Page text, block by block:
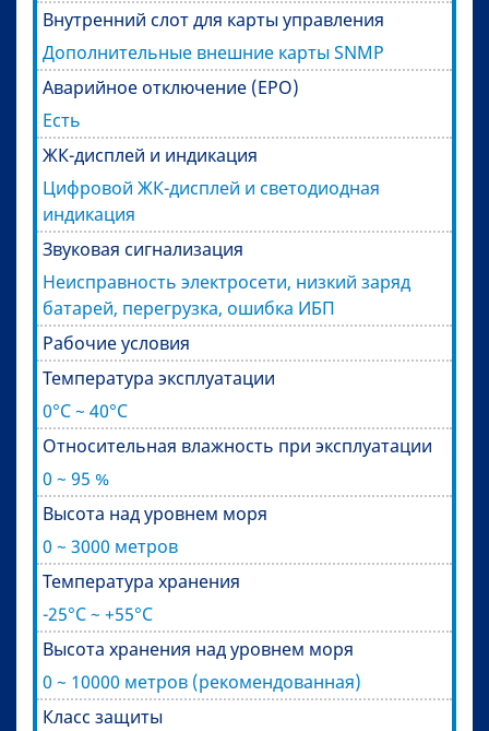
Внутренний слот для карты управления
Дополнительные внешние карты SNMP
Аварийное отключение (EPO)
Есть
ЖК-дисплей и индикация
Цифровой ЖК-дисплей и светодиодная
индикация
Звуковая сигнализация
Неисправность электросети, низкий заряд
батарей, перегрузка, ошибка ИБП
Рабочие условия
Температура эксплуатации
0°C ~ 40°C
Относительная влажность при эксплуатации
0 ~ 95 %
Высота над уровнем моря
0 ~ 3000 метров
Температура хранения
-25°C ~ +55°C
Высота хранения над уровнем моря
0 ~ 10000 метров (рекомендованная)
Класс защиты